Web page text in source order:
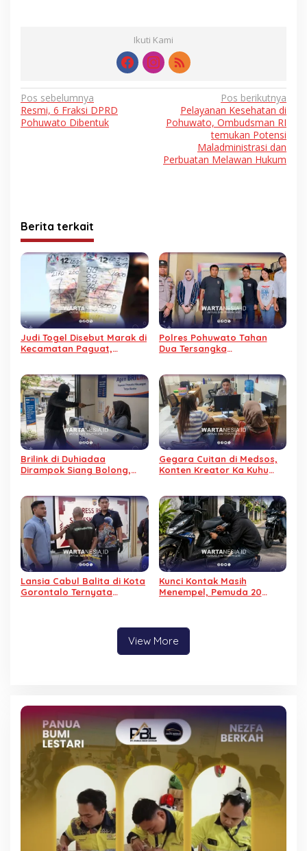
Ikuti Kami
Navigasi
pos
Pos sebelumnya
Resmi, 6 Fraksi DPRD
Pohuwato Dibentuk
Pos berikutnya
Pelayanan Kesehatan di
Pohuwato, Ombudsman RI
temukan Potensi
Maladministrasi dan
Perbuatan Melawan Hukum
Berita terkait
Judi Togel Disebut Marak di
Kecamatan Paguat,
Polres Pohuwato Tahan
Dua Tersangka
Khusus
Brilink di Duhiadaa
Dirampok Siang Bolong,
Gegara Cuitan di Medsos,
Konten Kreator Ka Kuhu
Lansia Cabul Balita di Kota
Gorontalo Ternyata
Kunci Kontak Masih
Menempel, Pemuda 20
View More